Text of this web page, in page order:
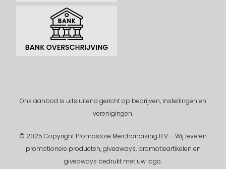
Ons aanbod is uitsluitend gericht op bedrijven, instellingen en
verenigingen.
© 2025 Copyright Promostore Merchandising B.V. - Wij leveren
promotionele producten, giveaways, promotieartikelen en
giveaways bedrukt met uw logo.